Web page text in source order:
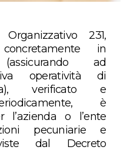
231,
in
ad
operatività di
verificato e
è
l’azienda o l’ente
pecuniarie e
dal Decreto